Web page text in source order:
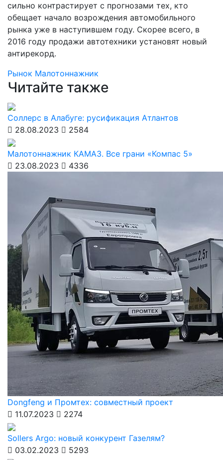
сильно контрастирует с прогнозами тех, кто
обещает начало возрождения автомобильного
рынка уже в наступившем году. Скорее всего, в
2016 году продажи автотехники установят новый
антирекорд.
Рынок Малотоннажник
Читайте также
Соллерс в Алабуге: русификация Атлантов
28.08.2023
2584
Малотоннажник КАМАЗ. Все грани «Компас 5»
23.08.2023
4336
Dongfeng и Промтех: совместный проект
11.07.2023
2274
Sollers Argo: новый конкурент Газелям?
03.02.2023
5293